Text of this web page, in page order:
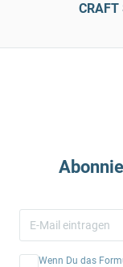
Wenn Du das